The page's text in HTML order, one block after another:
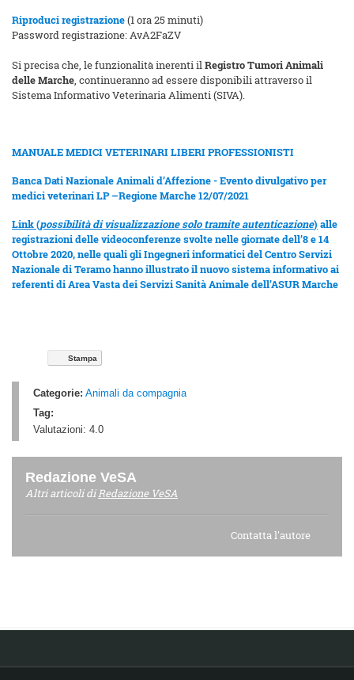
Riproduci registrazione(1 ora 25 minuti)
Password registrazione: AvA2FaZV
Si precisa che, le funzionalità inerenti ilRegistro Tumori Animali
delle Marche, continueranno ad essere disponibili attraverso il
Sistema Informativo Veterinaria Alimenti (SIVA).
MANUALE MEDICI VETERINARI LIBERI PROFESSIONISTI
Banca Dati Nazionale Animali d’Affezione - Evento divulgativo per
medici veterinari LP –Regione Marche 12/07/2021
Link (possibilità di visualizzazione solo tramite autenticazione) alle
registrazioni delle videoconferenze svolte nelle giornate dell’8 e 14
Ottobre 2020, nelle quali gli Ingegneri informatici del Centro Servizi
Nazionale di Teramo hanno illustrato il nuovo sistema informativo ai
referenti di Area Vasta dei Servizi Sanità Animale dell’ASUR Marche
Stampa
Categorie: Animali da compagnia
Tag:
Valutazioni: 4.0
Redazione VeSA
Altri articoli diRedazione VeSA
Contatta l'autore